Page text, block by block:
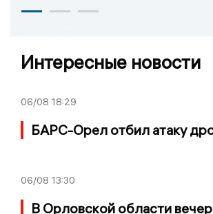
Интересные новости
06/08 18:29
БАРС-Орел отбил атаку
06/08 13:30
В Орловской области